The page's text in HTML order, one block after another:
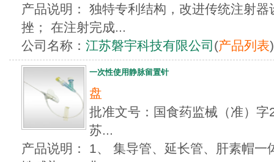
产品说明： 独特专利结构，改进传统注射
挫； 在注射完成...
公司名称： 江苏磐宇科技有限公司 (产品列表)
一次性使用静脉留置针
盘
批准文号：国食药监械（准）
苏...
产品说明： 1、 集导管、延长管、肝素帽一